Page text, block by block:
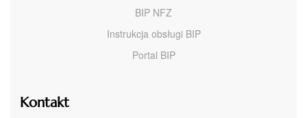
BIP NFZ
Instrukcja obsługi BIP
Portal BIP
Kontakt